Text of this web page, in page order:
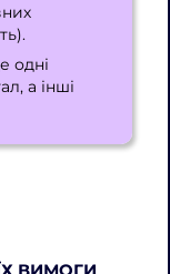
одні
а інші